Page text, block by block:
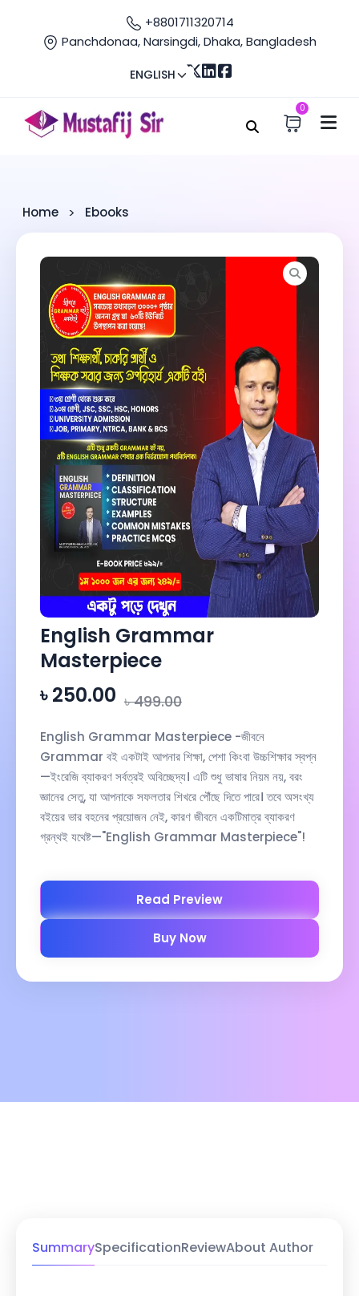
+8801711320714
Panchdonaa, Narsingdi, Dhaka, Bangladesh
ENGLISH
0
Home Ebooks
English Grammar
Masterpiece
৳ 250.00 ৳ 499.00
English Grammar Masterpiece -জীবনে
Grammar বই একটাই আপনার শিক্ষা, পেশা কিংবা উচ্চশিক্ষার স্বপ্ন
—ইংরেজি ব্যাকরণ সর্বত্রই অবিচ্ছেদ্য। এটি শুধু ভাষার নিয়ম নয়, বরং
জ্ঞানের সেতু, যা আপনাকে সফলতার শিখরে পৌঁছে দিতে পারে। তবে অসংখ্য
বইয়ের ভার বহনের প্রয়োজন নেই, কারণ জীবনে একটিমাত্র ব্যাকরণ
গ্রন্থই যথেষ্ট—"English Grammar Masterpiece"!
Read Preview
Buy Now
SummarySpecificationReviewAbout Author